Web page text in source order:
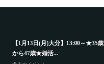
【1月13日(月)大分】13:00～★35歳
から47歳★婚活...